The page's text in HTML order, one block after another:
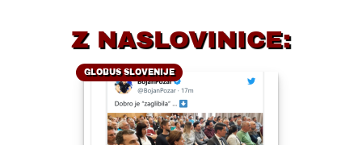
Z NASLOVINICE:
GLOBUS SLOVENIJE